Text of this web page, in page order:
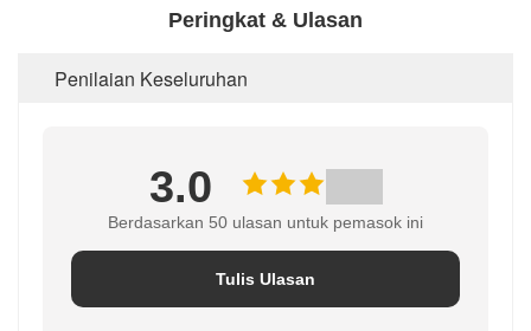
Peringkat & Ulasan
Penilaian Keseluruhan
3.0
Berdasarkan 50 ulasan untuk pemasok ini
Tulis Ulasan